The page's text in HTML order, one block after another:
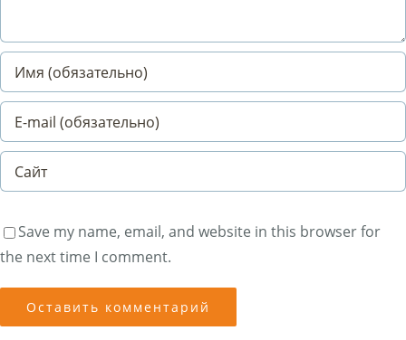
Save my name, email, and website in this browser for
the next time I comment.